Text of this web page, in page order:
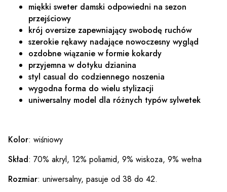
miękki sweter damski odpowiedni na sezon
przejściowy
krój oversize zapewniający swobodę ruchów
szerokie rękawy nadające nowoczesny wygląd
ozdobne wiązanie w formie kokardy
przyjemna w dotyku dzianina
styl casual do codziennego noszenia
wygodna forma do wielu stylizacji
uniwersalny model dla różnych typów sylwetek
Kolor: wiśniowy
Skład: 70% akryl, 12% poliamid, 9% wiskoza, 9% wełna
Rozmiar: uniwersalny, pasuje od 38 do 42.